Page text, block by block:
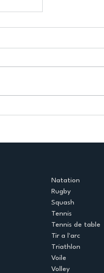
Natation
Rugby
Squash
Tennis
Tennis de table
Tir a l'arc
Triathlon
Voile
Volley